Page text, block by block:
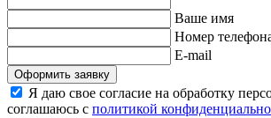
Ваше имя
Номер
E-mail
Оформить заявку
Я даю свое согласие на обработку
соглашаюсь с политикой